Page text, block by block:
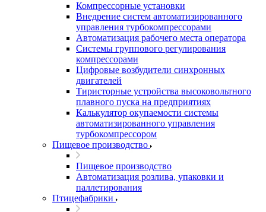
Компрессорные установки
Внедрение систем автоматизированного
управления турбокомпрессорами
Автоматизация рабочего места оператора
Системы группового регулирования
компрессорами
Цифровые возбудители синхронных
двигателей
Тиристорные устройства высоковольтного
плавного пуска на предприятиях
Калькулятор окупаемости системы
автоматизированного управления
турбокомпрессором
Пищевое производство
Пищевое производство
Автоматизация розлива, упаковки и
паллетирования
Птицефабрики